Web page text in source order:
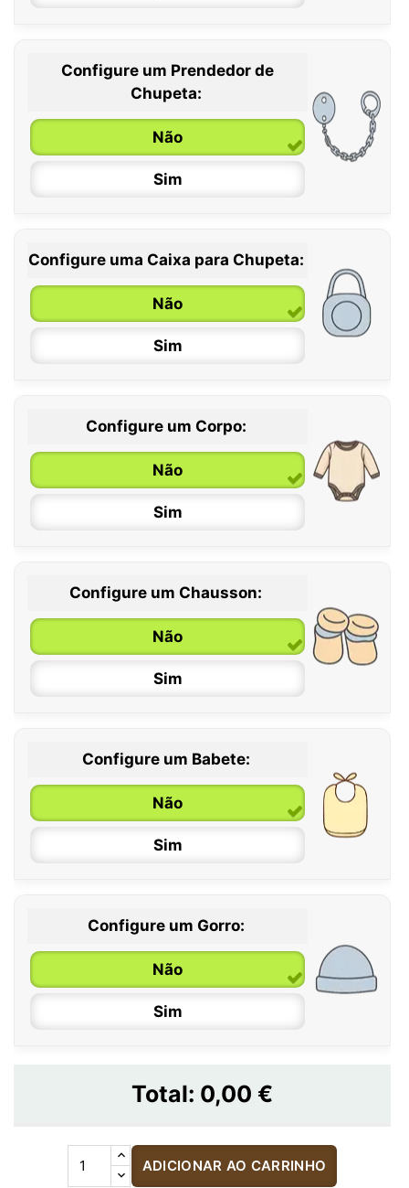
0 / 6 meses
6 / 36 meses
Configure um Prendedor de
Chupeta:
Não
Sim
Configure uma Caixa para Chupeta:
Não
Sim
Configure um Corpo:
Não
Sim
0 / 6 meses
6 / 12 meses
12 / 18 meses
Configure um Chausson:
Não
Sim
Configure um Babete:
Não
Sim
Configure um Gorro:
Não
Sim
Total: 0,00 €
ADICIONAR AO CARRINHO